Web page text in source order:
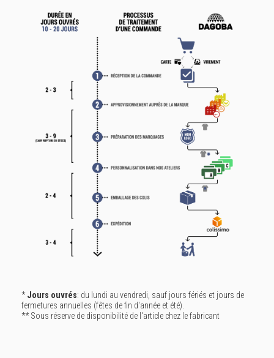
*Jours ouvrés: du lundi au vendredi, sauf jours fériés et jours de
fermetures annuelles (fêtes de fin d'année et été).
** Sous réserve de disponibilité de l'article chez le fabricant